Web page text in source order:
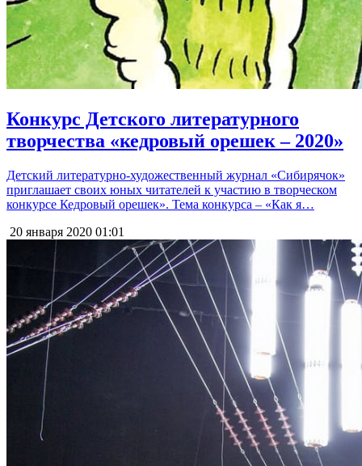
Конкурс Детского литературного
творчества «кедровый орешек – 2020»
Детский литературно-художественный журнал «Сибирячок»
приглашает своих юных читателей к участию в творческом
конкурсе Кедровый орешек». Тема конкурса – «Как я…
20 января 2020 01:01